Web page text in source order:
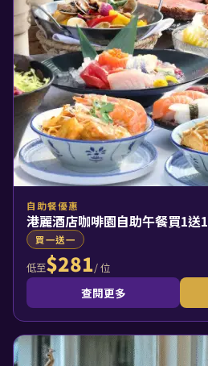
自助餐優惠
港麗酒店咖啡園自助午餐買1送1
買一送一
低至$281/ 位
查閱更多